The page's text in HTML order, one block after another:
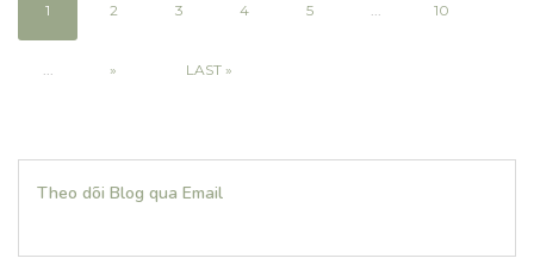
1 2 3 4 5 ... 10
... » LAST »
Theo dõi Blog qua Email